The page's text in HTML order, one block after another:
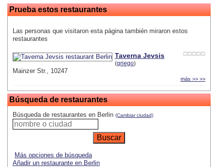
Prueba estos restaurantes
Las personas que visitaron esta página también miraron estos
restaurantes
Taverna Jevsis
(griego)
Mainzer Str., 10247
más >> >>
Búsqueda de restaurantes
Búsqueda de restaurantes en Berlin (Cambiar ciudad)
Más opciones de búsqueda
Añadir un restaurante en Berlin